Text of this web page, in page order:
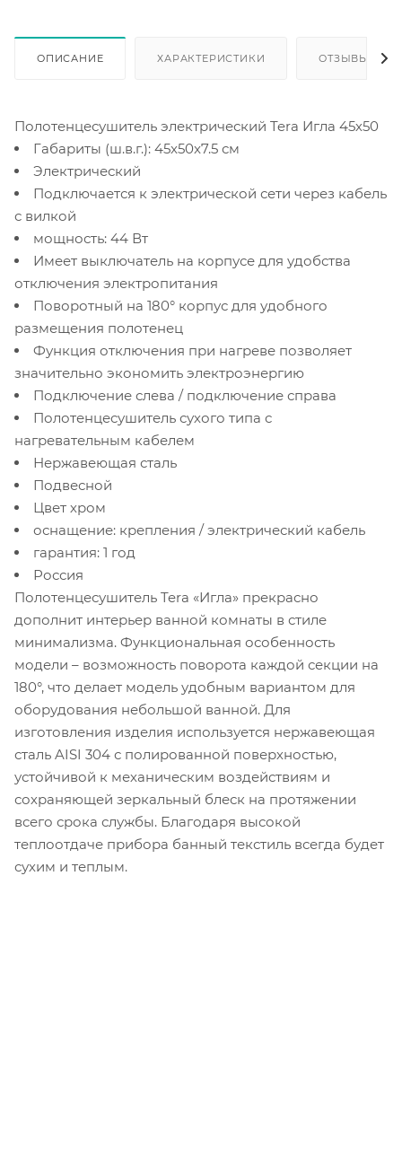
ОПИСАНИЕ ХАРАКТЕРИСТИКИ ОТЗЫВЫ
Полотенцесушитель электрический Tera Игла 45х50
Габариты (ш.в.г.): 45x50x7.5 см
Электрический
Подключается к электрической сети через кабель
с вилкой
мощность: 44 Вт
Имеет выключатель на корпусе для удобства
отключения электропитания
Поворотный на 180° корпус для удобного
размещения полотенец
Функция отключения при нагреве позволяет
значительно экономить электроэнергию
Подключение слева / подключение справа
Полотенцесушитель сухого типа с
нагревательным кабелем
Нержавеющая сталь
Подвесной
Цвет хром
оснащение: крепления / электрический кабель
гарантия: 1 год
Россия
Полотенцесушитель Tera «Игла» прекрасно
дополнит интерьер ванной комнаты в стиле
минимализма. Функциональная особенность
модели – возможность поворота каждой секции на
180°, что делает модель удобным вариантом для
оборудования небольшой ванной. Для
изготовления изделия используется нержавеющая
сталь AISI 304 с полированной поверхностью,
устойчивой к механическим воздействиям и
сохраняющей зеркальный блеск на протяжении
всего срока службы. Благодаря высокой
теплоотдаче прибора банный текстиль всегда будет
сухим и теплым.